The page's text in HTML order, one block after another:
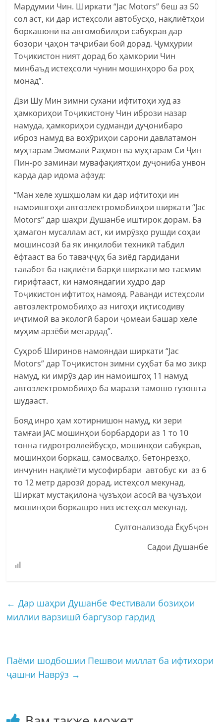
Мардумии Чин. Ширкати “Jac Motors” беш аз 50
сол аст, ки дар истеҳсоли автобусҳо, нақлиётҳои
боркашонӣ ва автомобилҳои сабукрав дар
бозори ҷаҳон таҷрибаи бой дорад. Ҷумҳурии
Тоҷикистон ният дорад бо ҳамкории Чин
минбаъд истеҳсоли чунин мошинҳоро ба роҳ
монад”.
Дзи Шу Мин зимни сухани ифтитоҳи худ аз
ҳамкориҳои Тоҷикистону Чин ибрози назар
намуда, ҳамкориҳои судманди дуҷонибаро
иброз намуд ва вохӯриҳои сарони давлатамон
муҳтарам Эмомалӣ Раҳмон ва муҳтарам Си Ҷин
Пин-ро заминаи мувафақиятҳои дуҷониба унвон
карда дар идома афзуд:
“Ман хеле хушҳшолам ки дар ифтитоҳи ин
намоишгоҳи автоэлектромобилҳои ширкати “Jac
Motors” дар шаҳри Душанбе иштирок дорам. Ба
ҳамагон мусаллам аст, ки имрӯзҳо рушди соҳаи
мошинсозӣ ба як инқилоби техникӣ табдил
ёфтааст ва бо таваҷҷуҳ ба зиёд гардидани
талабот ба нақлиёти барқӣ ширкати мо тасмим
гирифтааст, ки намояндагии худро дар
Тоҷикистон ифтитоҳ намояд. Раванди истеҳсоли
автоэлектромобилҳо аз нигоҳи иқтисодиву
иҷтимоӣ ва экологӣ барои ҷомеаи башар хеле
муҳим арзёбӣ мегардад”.
Суҳроб Ширинов намояндаи ширкати “Jac
Motors” дар Тоҷикистон зимни суҳбат ба мо зикр
намуд, ки имрӯз дар ин намоишгоҳ 11 намуд
автоэлектромобилҳо ба маразӣ тамошо гузошта
шудааст.
Бояд инро ҳам хотирнишон намуд, ки зери
тамғаи JAC мошинҳои борбардори аз 1 то 10
тонна гидротроллейбусҳо, мошинҳои сабукрав,
мошинҳои боркаш, самосвалҳо, бетонрезҳо,
инчунин нақлиёти мусофирбари автобус ки аз 6
то 12 метр дарозӣ дорад, истеҳсол мекунад.
Ширкат мустақилона ҷузъҳои асосӣ ва ҷузъҳои
мошинҳои боркашро низ истеҳсол мекунад.
Султонализода Ёқубҷон
Садои Душанбе
← Дар шаҳри Душанбе Фестивали бозиҳои
миллии варзишӣ баргузор гардид
Паёми шодбошии Пешвои миллат ба ифтихори
ҷашни Наврӯз →